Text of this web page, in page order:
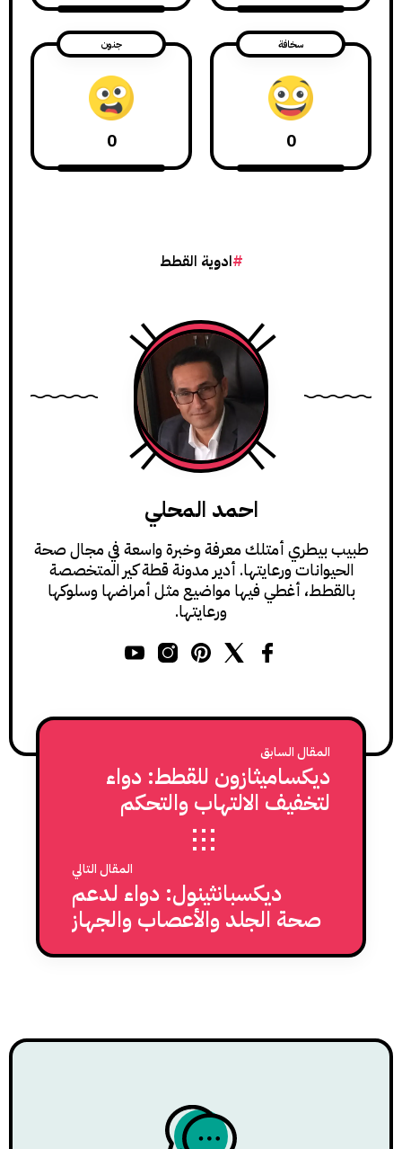
سخافة
0
جنون
0
ادوية القطط
احمد المحلي
طبيب بيطري أمتلك معرفة وخبرة واسعة في مجال صحة
الحيوانات ورعايتها. أدير مدونة قطة كير المتخصصة
بالقطط، أغطي فيها مواضيع مثل أمراضها وسلوكها
ورعايتها.
المقال السابق
ديكساميثازون للقطط: دواء
لتخفيف الالتهاب والتحكم
بردود الفعل المناعية
المقال التالي
ديكسبانثينول: دواء لدعم
صحة الجلد والأعصاب والجهاز
الهضمي للقطط